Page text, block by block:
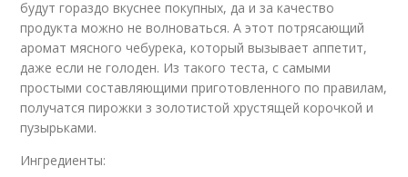
будут гораздо вкуснее покупных, да и за качество
продукта можно не волноваться. А этот потрясающий
аромат мясного чебурека, который вызывает аппетит,
даже если не голоден. Из такого теста, с самыми
простыми составляющими приготовленного по правилам,
получатся пирожки з золотистой хрустящей корочкой и
пузырьками.
Ингредиенты: